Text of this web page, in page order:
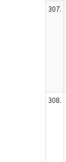
307.
308.